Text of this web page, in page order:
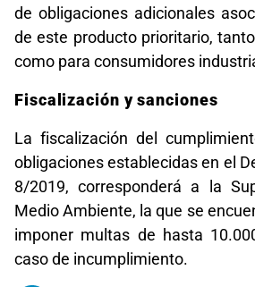
de obligaciones adicionales
de este producto prioritario,
como para consumidores
Fiscalización y sanciones
La fiscalización del
obligaciones establecidas en el
8/2019, corresponderá a la
Medio Ambiente, la que se
imponer multas de hasta
caso de incumplimiento.